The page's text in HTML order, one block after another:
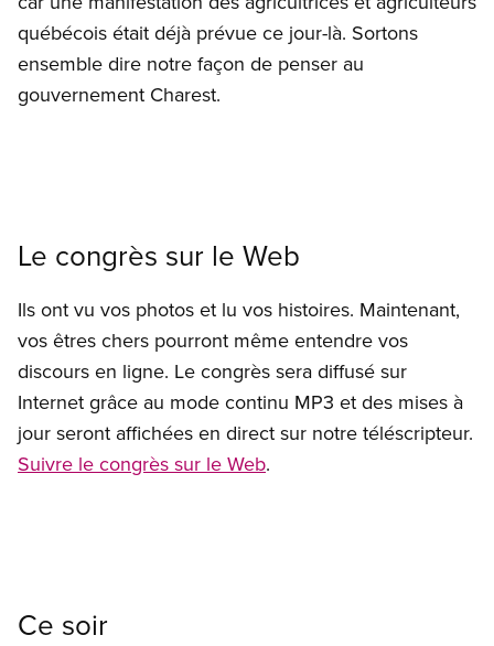
québécois était déjà prévue ce jour-là. Sortons
ensemble dire notre façon de penser au
gouvernement Charest.
Le congrès sur le Web
Ils ont vu vos photos et lu vos histoires. Maintenant,
vos êtres chers pourront même entendre vos
discours en ligne. Le congrès sera diffusé sur
Internet grâce au mode continu MP3 et des mises à
jour seront affichées en direct sur notre téléscripteur.
Suivre le congrès sur le Web.
Ce soir